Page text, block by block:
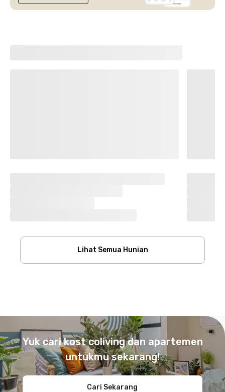
Lihat Semua Hunian
Yuk cari kost coliving dan apartemen
untukmu sekarang!
Cari Sekarang